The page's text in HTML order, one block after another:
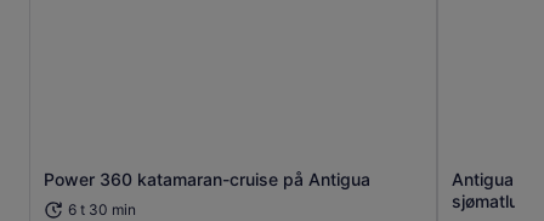
Power 360 katamaran-cruise på Antigua
6 t 30 min
Åpnes i en ny fane
Antigua-